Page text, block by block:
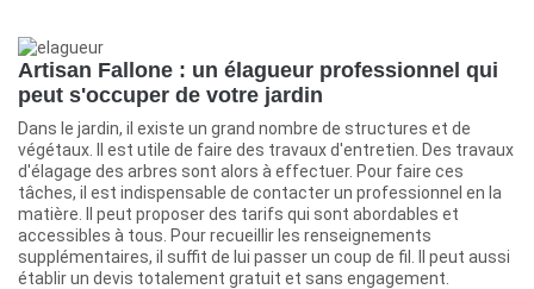
Artisan Fallone : un élagueur professionnel qui
peut s'occuper de votre jardin
Dans le jardin, il existe un grand nombre de structures et de
végétaux. Il est utile de faire des travaux d'entretien. Des travaux
d'élagage des arbres sont alors à effectuer. Pour faire ces
tâches, il est indispensable de contacter un professionnel en la
matière. Il peut proposer des tarifs qui sont abordables et
accessibles à tous. Pour recueillir les renseignements
supplémentaires, il suffit de lui passer un coup de fil. Il peut aussi
établir un devis totalement gratuit et sans engagement.